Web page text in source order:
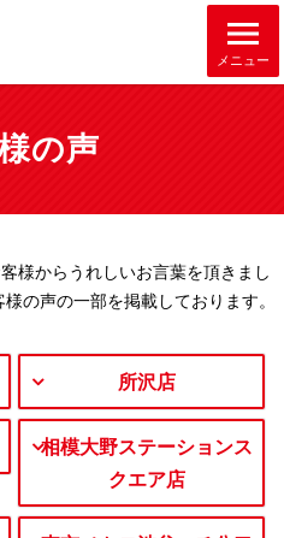
メニュー
の声
様からうれしいお言葉を頂きまし
の声の一部を掲載しております。
所沢店
相模大野ステーションス
クエア店